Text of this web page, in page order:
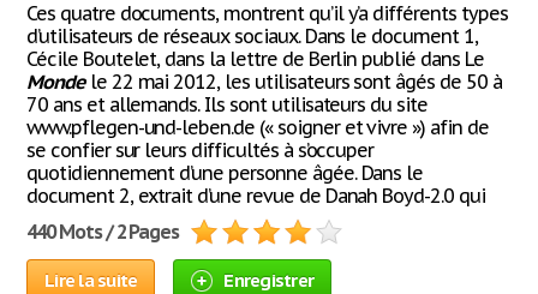
Ces quatre documents, montrent qu’il y’a différents types
d’utilisateurs de réseaux sociaux. Dans le document 1,
Cécile Boutelet, dans la lettre de Berlin publié dans Le
Mondele 22 mai 2012, les utilisateurs sont âgés de 50 à
70 ans et allemands. Ils sont utilisateurs du site
www.pflegen-und-leben.de (« soigner et vivre ») afin de
se confier sur leurs difficultés à s’occuper
quotidiennement d’une personne âgée. Dans le
document 2, extrait d’une revue de Danah Boyd-2.0 qui
440 Mots / 2 Pages
Lire la suite Enregistrer